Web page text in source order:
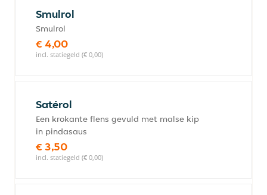
Smulrol
Smulrol
€ 4,00
incl. statiegeld (€ 0,00)
Satérol
Een krokante flens gevuld met malse kip
in pindasaus
€ 3,50
incl. statiegeld (€ 0,00)